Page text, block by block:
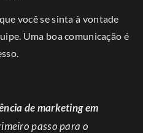
você se sinta à vontade
Uma boa comunicação é
de marketing em
passo para o